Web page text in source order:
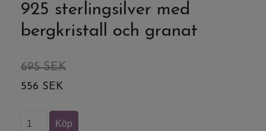
925 sterlingsilver med
bergkristall och granat
695 SEK
556 SEK